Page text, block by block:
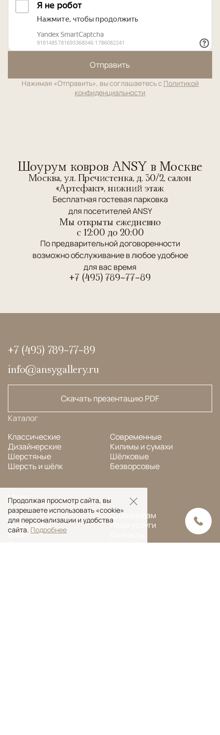
Отправить
Нажимая «Отправить», вы соглашаетесь с Политикой
конфиденциальности
Шоурум ковров ANSY в Москве
Москва, ул. Пречистенка, д. 30/2, салон
«Артефакт», нижний этаж
Бесплатная гостевая парковка
для посетителей ANSY
Мы открыты ежедневно
c 12:00 до 20:00
По предварительной договоренности
возможно обслуживание в любое удобное
для вас время
+7 (495) 789-77-89
+7 (495) 789-77-89
info@ansygallery.ru
Скачать презентацию PDF
Каталог
Классические
Дизайнерские
Шерстяные
Шерсть и шёлк
Современные
Килимы и сумахи
Шёлковые
Безворсовые
Меню
FAQ
О компании
Блог
Дизайнерам
Наши услуги
Ковры на заказ
Продолжая просмотр сайта, вы
разрешаете использовать «cookie»
для персонализации и удобства
сайта. Подробнее